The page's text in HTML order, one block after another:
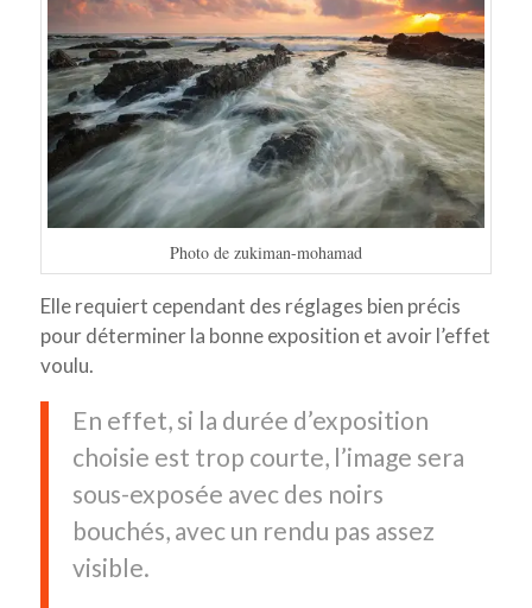
Photo de zukiman-mohamad
Elle requiert cependant des réglages bien précis
pour déterminer la bonne exposition et avoir l’effet
voulu.
En effet, si la durée d’exposition
choisie est trop courte, l’image sera
sous-exposée avec des noirs
bouchés, avec un rendu pas assez
visible.